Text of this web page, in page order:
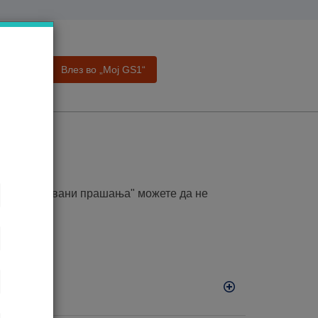
Влез во „Moj GS1“
поставувани прашања" можете да не